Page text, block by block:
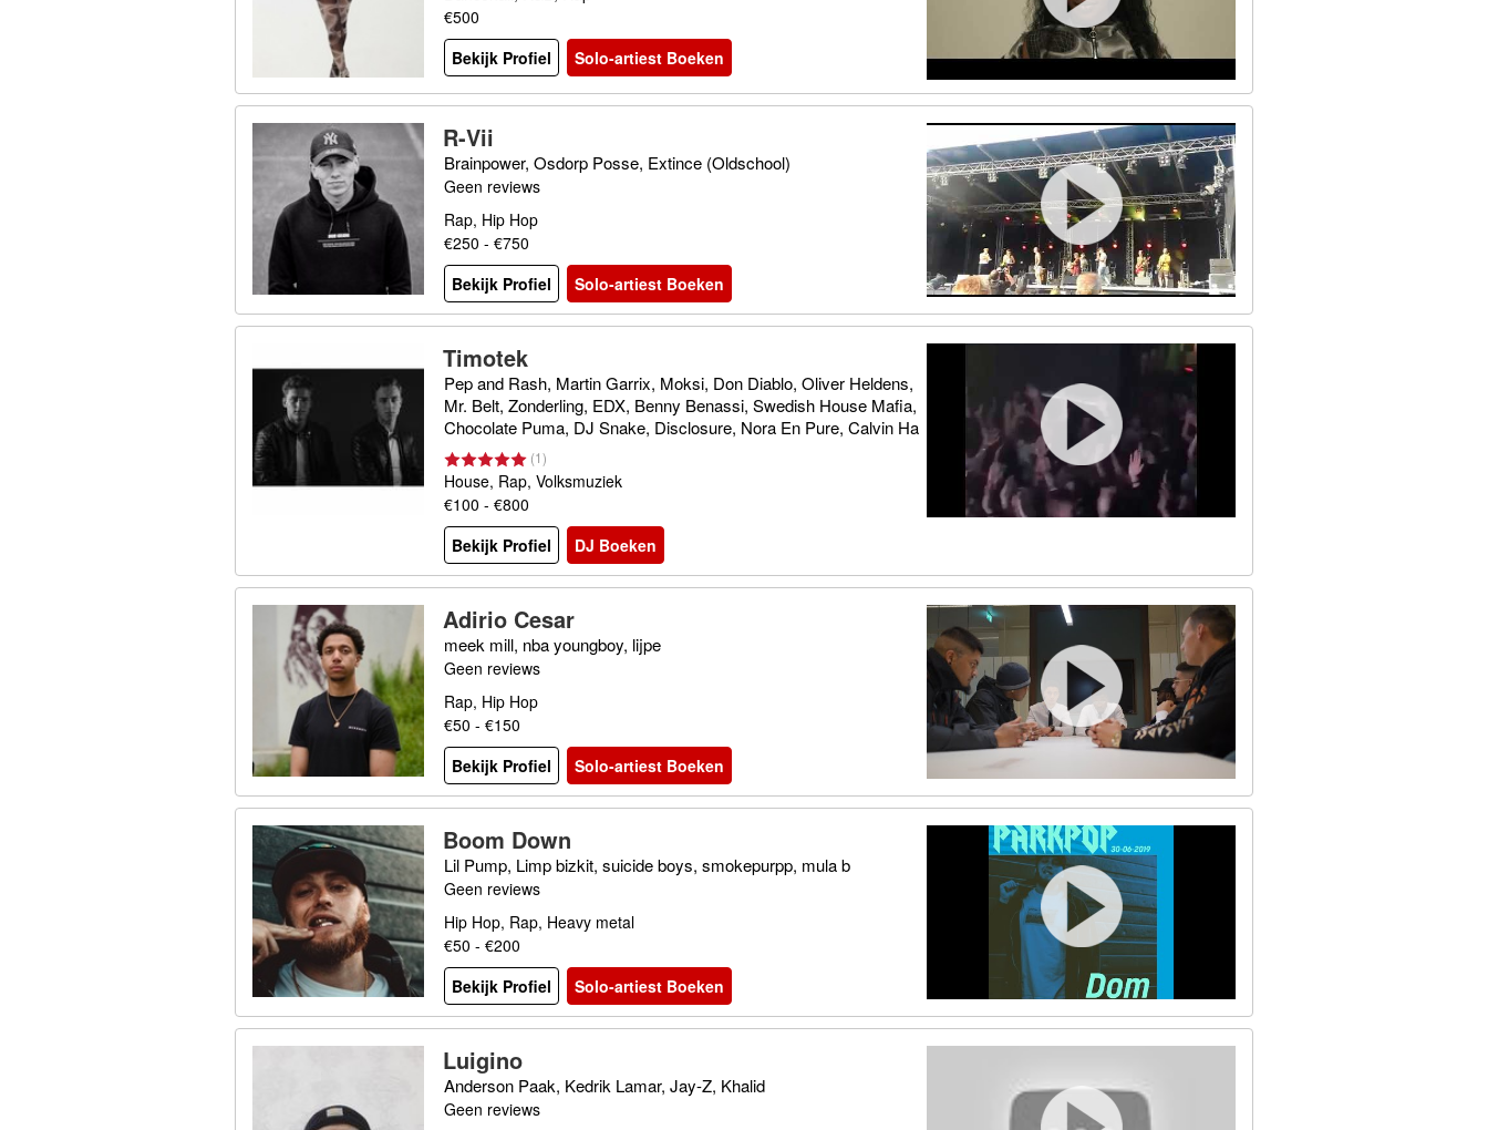
€500
Bekijk Profiel
Solo-artiest Boeken
R-Vii
Brainpower, Osdorp Posse, Extince (Oldschool)
Geen reviews
Rap, Hip Hop
€250 - €750
Bekijk Profiel
Solo-artiest Boeken
Timotek
Pep and Rash, Martin Garrix, Moksi, Don Diablo, Oliver Heldens,
Mr. Belt, Zonderling, EDX, Benny Benassi, Swedish House Mafia,
Chocolate Puma, DJ Snake, Disclosure, Nora En Pure, Calvin Ha
rris, Fedde Le Grand, Major Lazer, Tchami, Giocatori enz.
(1)
House, Rap, Volksmuziek
€100 - €800
Bekijk Profiel
DJ Boeken
Adirio Cesar
meek mill, nba youngboy, lijpe
Geen reviews
Rap, Hip Hop
€50 - €150
Bekijk Profiel
Solo-artiest Boeken
Boom Down
Lil Pump, Limp bizkit, suicide boys, smokepurpp, mula b
Geen reviews
Hip Hop, Rap, Heavy metal
€50 - €200
Bekijk Profiel
Solo-artiest Boeken
Luigino
Anderson Paak, Kedrik Lamar, Jay-Z, Khalid
Geen reviews